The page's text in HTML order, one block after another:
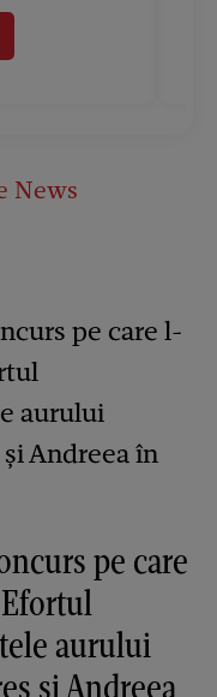
News
pe care
aurului
și Andreea